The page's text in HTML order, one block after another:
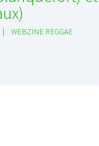
| WEBZINE REGGAE